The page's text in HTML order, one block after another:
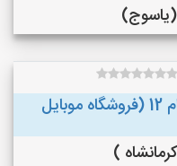
شیائومی POCO X6 5G نو رام 12 (فروشگاه موبایل